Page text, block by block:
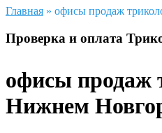
Главная » офисы продаж
Проверка и оплата
офисы продаж
Нижнем